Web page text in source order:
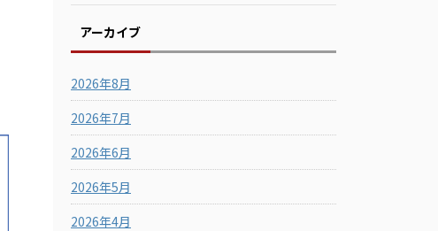
アーカイブ
2026年8月
2026年7月
2026年6月
2026年5月
2026年4月